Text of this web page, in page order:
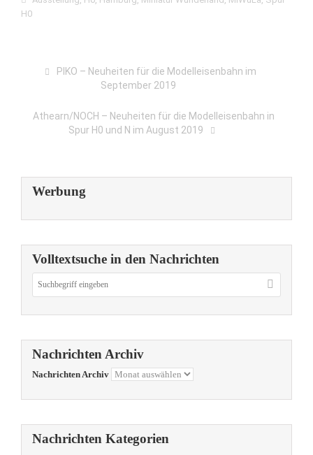
H0
PIKO – Neuheiten für die Modelleisenbahn im
September 2019
Athearn/NOCH – Neuheiten für die Modelleisenbahn in
Spur H0 und N im August 2019
Werbung
Volltextsuche in den Nachrichten
Nachrichten Archiv
Nachrichten Archiv
Nachrichten Kategorien